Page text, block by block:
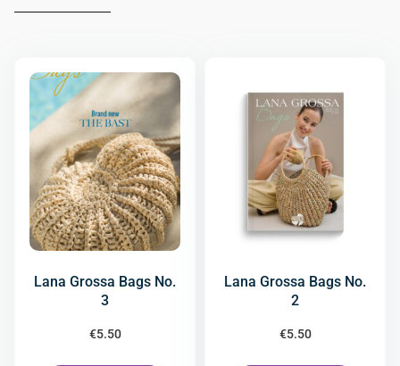
Lana Grossa Bags No.
3
€5.50
Lana Grossa Bags No.
2
€5.50